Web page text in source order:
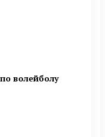
волейболу